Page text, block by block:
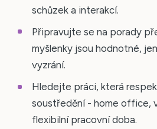
schůzek a interakcí.
Připravujte se na porady
myšlenky jsou hodnotné,
vyzrání.
Hledejte práci, která
soustředění - home office,
flexibilní pracovní doba.